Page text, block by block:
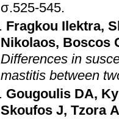
σ.525-545.
Fragkou Ilektra,
Nikolaos, Boscos
Differences in
mastitis between
Gougoulis DA,
Skoufos J, Tzora A